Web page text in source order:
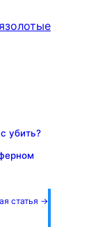
золотые
убить?
статья →